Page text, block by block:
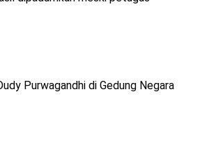
Purwagandhi di Gedung Negara